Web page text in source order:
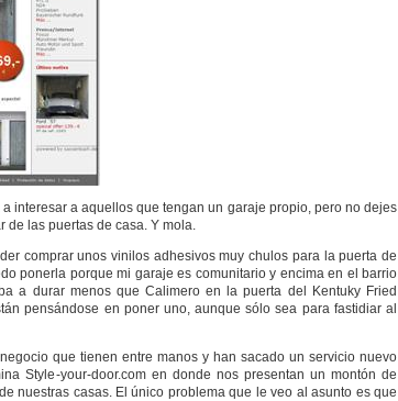
interesar a aquellos que tengan un garaje propio, pero no dejes
de las puertas de casa. Y mola.
comprar unos vinilos adhesivos muy chulos para la puerta de
ponerla porque mi garaje es comunitario y encima en el barrio
a durar menos que Calimero en la puerta del Kentuky Fried
pensándose en poner uno, aunque sólo sea para fastidiar al
que tienen entre manos y han sacado un servicio nuevo
Style-your-door.com en donde nos presentan un montón de
nuestras casas. El único problema que le veo al asunto es que